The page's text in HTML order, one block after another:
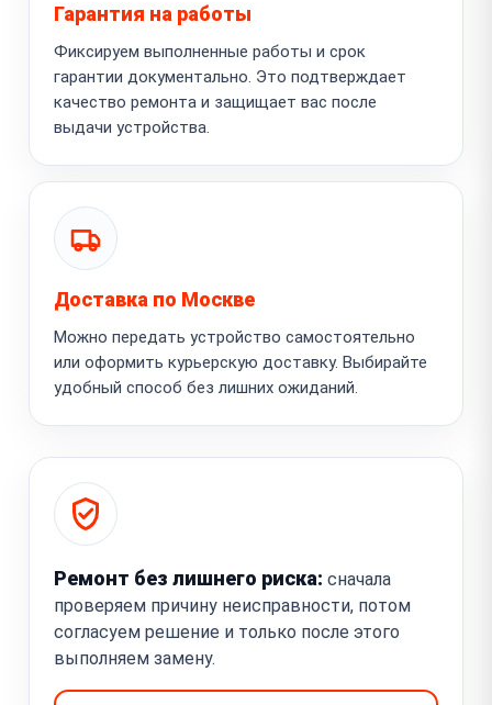
Гарантия на работы
Фиксируем выполненные работы и срок
гарантии документально. Это подтверждает
качество ремонта и защищает вас после
выдачи устройства.
Доставка по Москве
Можно передать устройство самостоятельно
или оформить курьерскую доставку. Выбирайте
удобный способ без лишних ожиданий.
Ремонт без лишнего риска: сначала
проверяем причину неисправности, потом
согласуем решение и только после этого
выполняем замену.